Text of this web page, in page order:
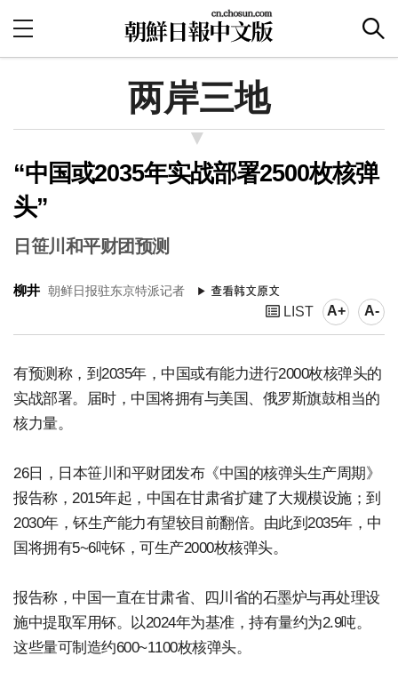
两岸三地
“中国或2035年实战部署2500枚核弹
头”
日笹川和平财团预测
柳井 朝鲜日报驻东京特派记者
LIST A+ A-
有预测称，到2035年，中国或有能力进行2000枚核弹头的
实战部署。届时，中国将拥有与美国、俄罗斯旗鼓相当的
核力量。
26日，日本笹川和平财团发布《中国的核弹头生产周期》
报告称，2015年起，中国在甘肃省扩建了大规模设施；到
2030年，钚生产能力有望较目前翻倍。由此到2035年，中
国将拥有5~6吨钚，可生产2000枚核弹头。
报告称，中国一直在甘肃省、四川省的石墨炉与再处理设
施中提取军用钚。以2024年为基准，持有量约为2.9吨。
这些量可制造约600~1100枚核弹头。